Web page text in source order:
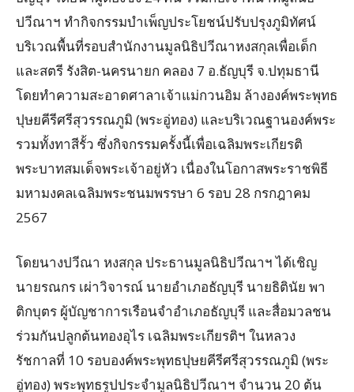
ปวีณาฯ ทำกิจกรรมบำเพ็ญประโยชน์ปรับปรุงภูมิทัศน์
บริเวณพื้นที่รอบสำนักงานมูลนิธิปวีณาหงสกุลเพื่อเด็ก
และสตรี รังสิต-นครนายก คลอง 7 อ.ธัญบุรี จ.ปทุมธานี
โดยทำความสะอาดศาลาเจ้าแม่กวนอิม ล้างองค์พระพุทธ
ปุษยคีรีศรีสุวรรณภูมิ (พระอู่ทอง) และบริเวณฐานองค์พระ
รวมทั้งทาสีรั้ว ซึ่งกิจกรรมครั้งนี้เพื่อเฉลิมพระเกียรติ
พระบาทสมเด็จพระเจ้าอยู่หัว เนื่องในโอกาสพระราชพิธี
มหามงคลเฉลิมพระชนมพรรษา 6 รอบ 28 กรกฎาคม
2567
โดยนางปวีณา หงสกุล ประธานมูลนิธิปวีณาฯ ได้เชิญ
นายรณกร เผ่าวิจารณ์ นายอำเภอธัญบุรี นายธิตินัย พา
ติกบุตร ผู้บัญชาการเรือนจำอำเภอธัญบุรี และสื่อมวลชน
ร่วมกันปลูกต้นทองอุไร เฉลิมพระเกียรติฯ ในหลวง
รัชกาลที่ 10 รอบองค์พระพุทธปุษยคีรีศรีสุวรรณภูมิ (พระ
อู่ทอง) พระพุทธรูปประจำมูลนิธิปวีณาฯ จำนวน 20 ต้น